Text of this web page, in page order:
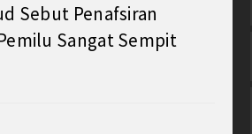
Sebut Penafsiran
Sangat Sempit